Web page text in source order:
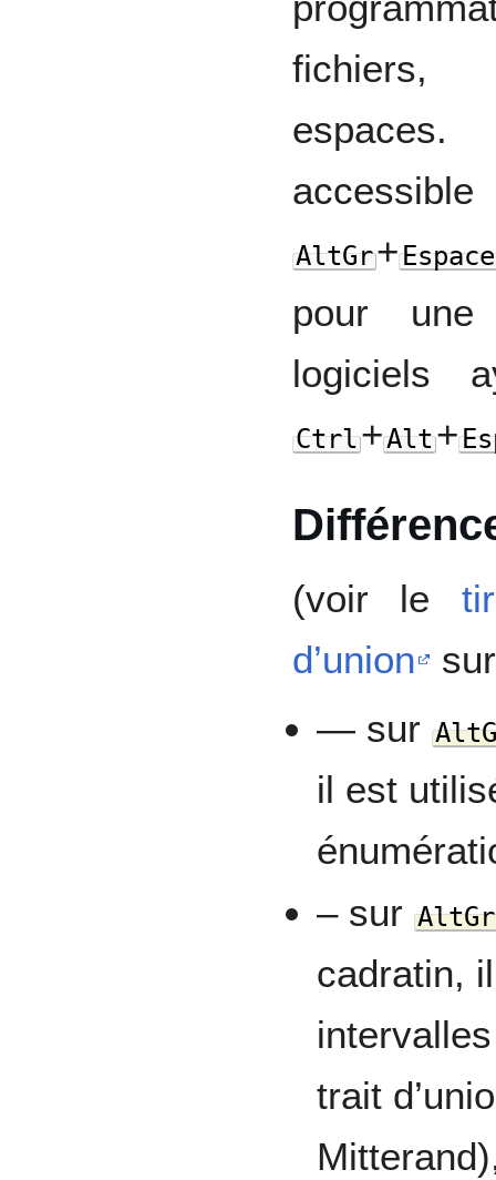
fichiers,
AltGr+Espace
pour une
logiciels
Ctrl+Alt+
(voir le
d’union
— sur
il est
– surAltGr
cadratin,
trait